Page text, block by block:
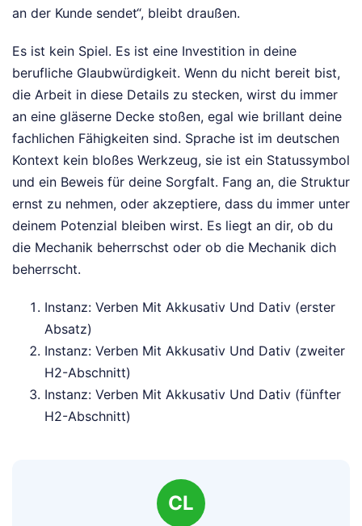
an der Kunde sendet“, bleibt draußen.
Es ist kein Spiel. Es ist eine Investition in deine
berufliche Glaubwürdigkeit. Wenn du nicht bereit bist,
die Arbeit in diese Details zu stecken, wirst du immer
an eine gläserne Decke stoßen, egal wie brillant deine
fachlichen Fähigkeiten sind. Sprache ist im deutschen
Kontext kein bloßes Werkzeug, sie ist ein Statussymbol
und ein Beweis für deine Sorgfalt. Fang an, die Struktur
ernst zu nehmen, oder akzeptiere, dass du immer unter
deinem Potenzial bleiben wirst. Es liegt an dir, ob du
die Mechanik beherrschst oder ob die Mechanik dich
beherrscht.
Instanz: Verben Mit Akkusativ Und Dativ (erster
Absatz)
Instanz: Verben Mit Akkusativ Und Dativ (zweiter
H2-Abschnitt)
Instanz: Verben Mit Akkusativ Und Dativ (fünfter
H2-Abschnitt)
CL